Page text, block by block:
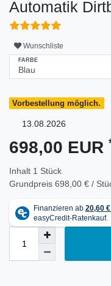
Automatik
Wunschliste
FARBE
Vorbestellung möglich.
13.08.2026
698,00 EUR
Inhalt 1 Stück
Grundpreis 698,00 € /